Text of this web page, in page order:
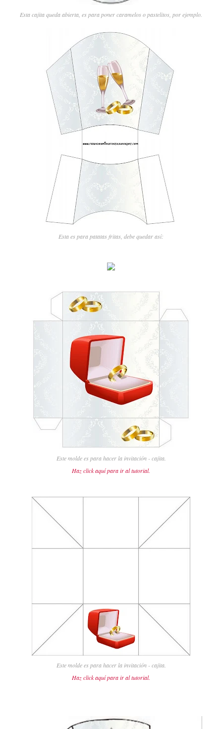
Esta cajita queda abierta, es para poner caramelos o pastelitos, por ejemplo.
Esta es para patatas fritas, debe quedar así:
Este molde es para hacer la invitación - cajita.
Haz click aquí para ir al tutorial.
Este molde es para hacer la invitación - cajita.
Haz click aquí para ir al tutorial.